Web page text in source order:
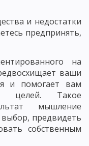
и недостатки
предпринять,
на
ваши
и помогает вам
целей. Такое
мышление
предвидеть
собственным